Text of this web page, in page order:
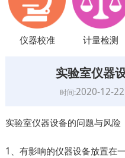
仪器校准 计量检测
实验室仪器
时间:2020-12-22
实验室仪器设备的问题与风险
1、有影响的仪器设备放置在